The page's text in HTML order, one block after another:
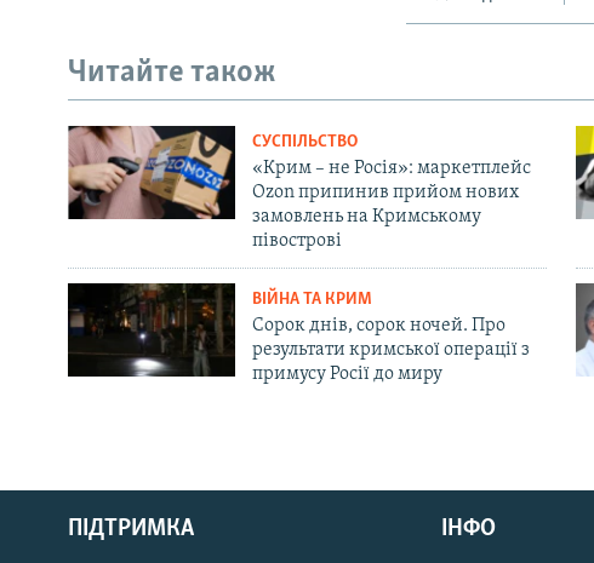
Русский
Qırımtatar
Читайте також
СУСПІЛЬСТВО
«Крим – не Росія»: маркетплейс
Ozon припинив прийом нових
замовлень на Кримському
півострові
ВІЙНА ТА КРИМ
Сорок днів, сорок ночей. Про
результати кримської операції з
примусу Росії до миру
ПІДТРИМКА ІНФО